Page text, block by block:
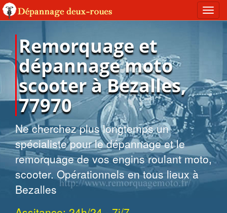
Remorquage et
dépannage moto
scooter à Bezalles,
77970
Ne cherchez plus longtemps un
spécialiste pour le dépannage et le
remorquage de vos engins roulant moto,
scooter. Opérationnels en tous lieux à
Bezalles